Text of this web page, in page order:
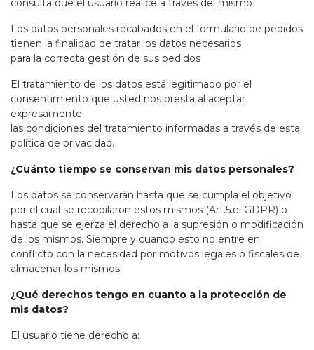
consulta que el usuario realice a través del mismo
Los datos personales recabados en el formulario de pedidos
tienen la finalidad de tratar los datos necesarios
para la correcta gestión de sus pedidos
El tratamiento de los datos está legitimado por el
consentimiento que usted nos presta al aceptar
expresamente
las condiciones del tratamiento informadas a través de esta
política de privacidad.
¿Cuánto tiempo se conservan mis datos personales?
Los datos se conservarán hasta que se cumpla el objetivo
por el cual se recopilaron estos mismos (Art.5.e. GDPR) o
hasta que se ejerza el derecho a la supresión o modificación
de los mismos. Siempre y cuando esto no entre en
conflicto con la necesidad por motivos legales o fiscales de
almacenar los mismos.
¿Qué derechos tengo en cuanto a la protección de
mis datos?
El usuario tiene derecho a: